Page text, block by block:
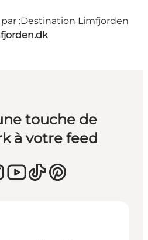
:Destination Limfjorden
touche de
à votre feed